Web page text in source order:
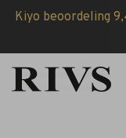
Kiyo beoordeling